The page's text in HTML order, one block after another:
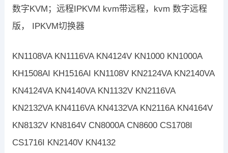
数字KVM；远程IPKVM kvm带远程，kvm 数字远程
版， IPKVM切换器
KN1108VA KN1116VA KN4124V KN1000 KN1000A
KH1508AI KH1516AI KN1108V KN2124VA KN2140VA
KN4124VA KN4140VA KN1132V KN2116VA
KN2132VA KN4116VA KN4132VA KN2116A KN4164V
KN8132V KN8164V CN8000A CN8600 CS1708I
CS1716I KN2140V KN4132